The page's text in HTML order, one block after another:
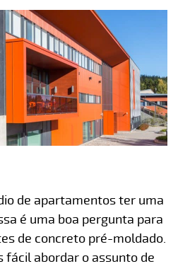
de apartamentos ter uma
é uma boa pergunta para
de concreto pré-moldado.
fácil abordar o assunto de